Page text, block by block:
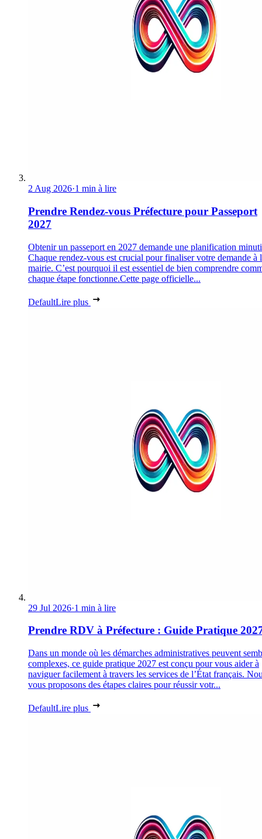
2 Aug 2026·1 min à lire
Prendre Rendez-vous Préfecture pour Passeport
2027
Obtenir un passeport en 2027 demande une planification
Chaque rendez-vous est crucial pour finaliser votre demande à
mairie. C’est pourquoi il est essentiel de bien comprendre
chaque étape fonctionne.Cette page officielle...
DefaultLire plus
29 Jul 2026·1 min à lire
Prendre RDV à Préfecture : Guide Pratique
Dans un monde où les démarches administratives peuvent
complexes, ce guide pratique 2027 est conçu pour vous aider à
naviguer facilement à travers les services de l’État français.
vous proposons des étapes claires pour réussir votr...
DefaultLire plus